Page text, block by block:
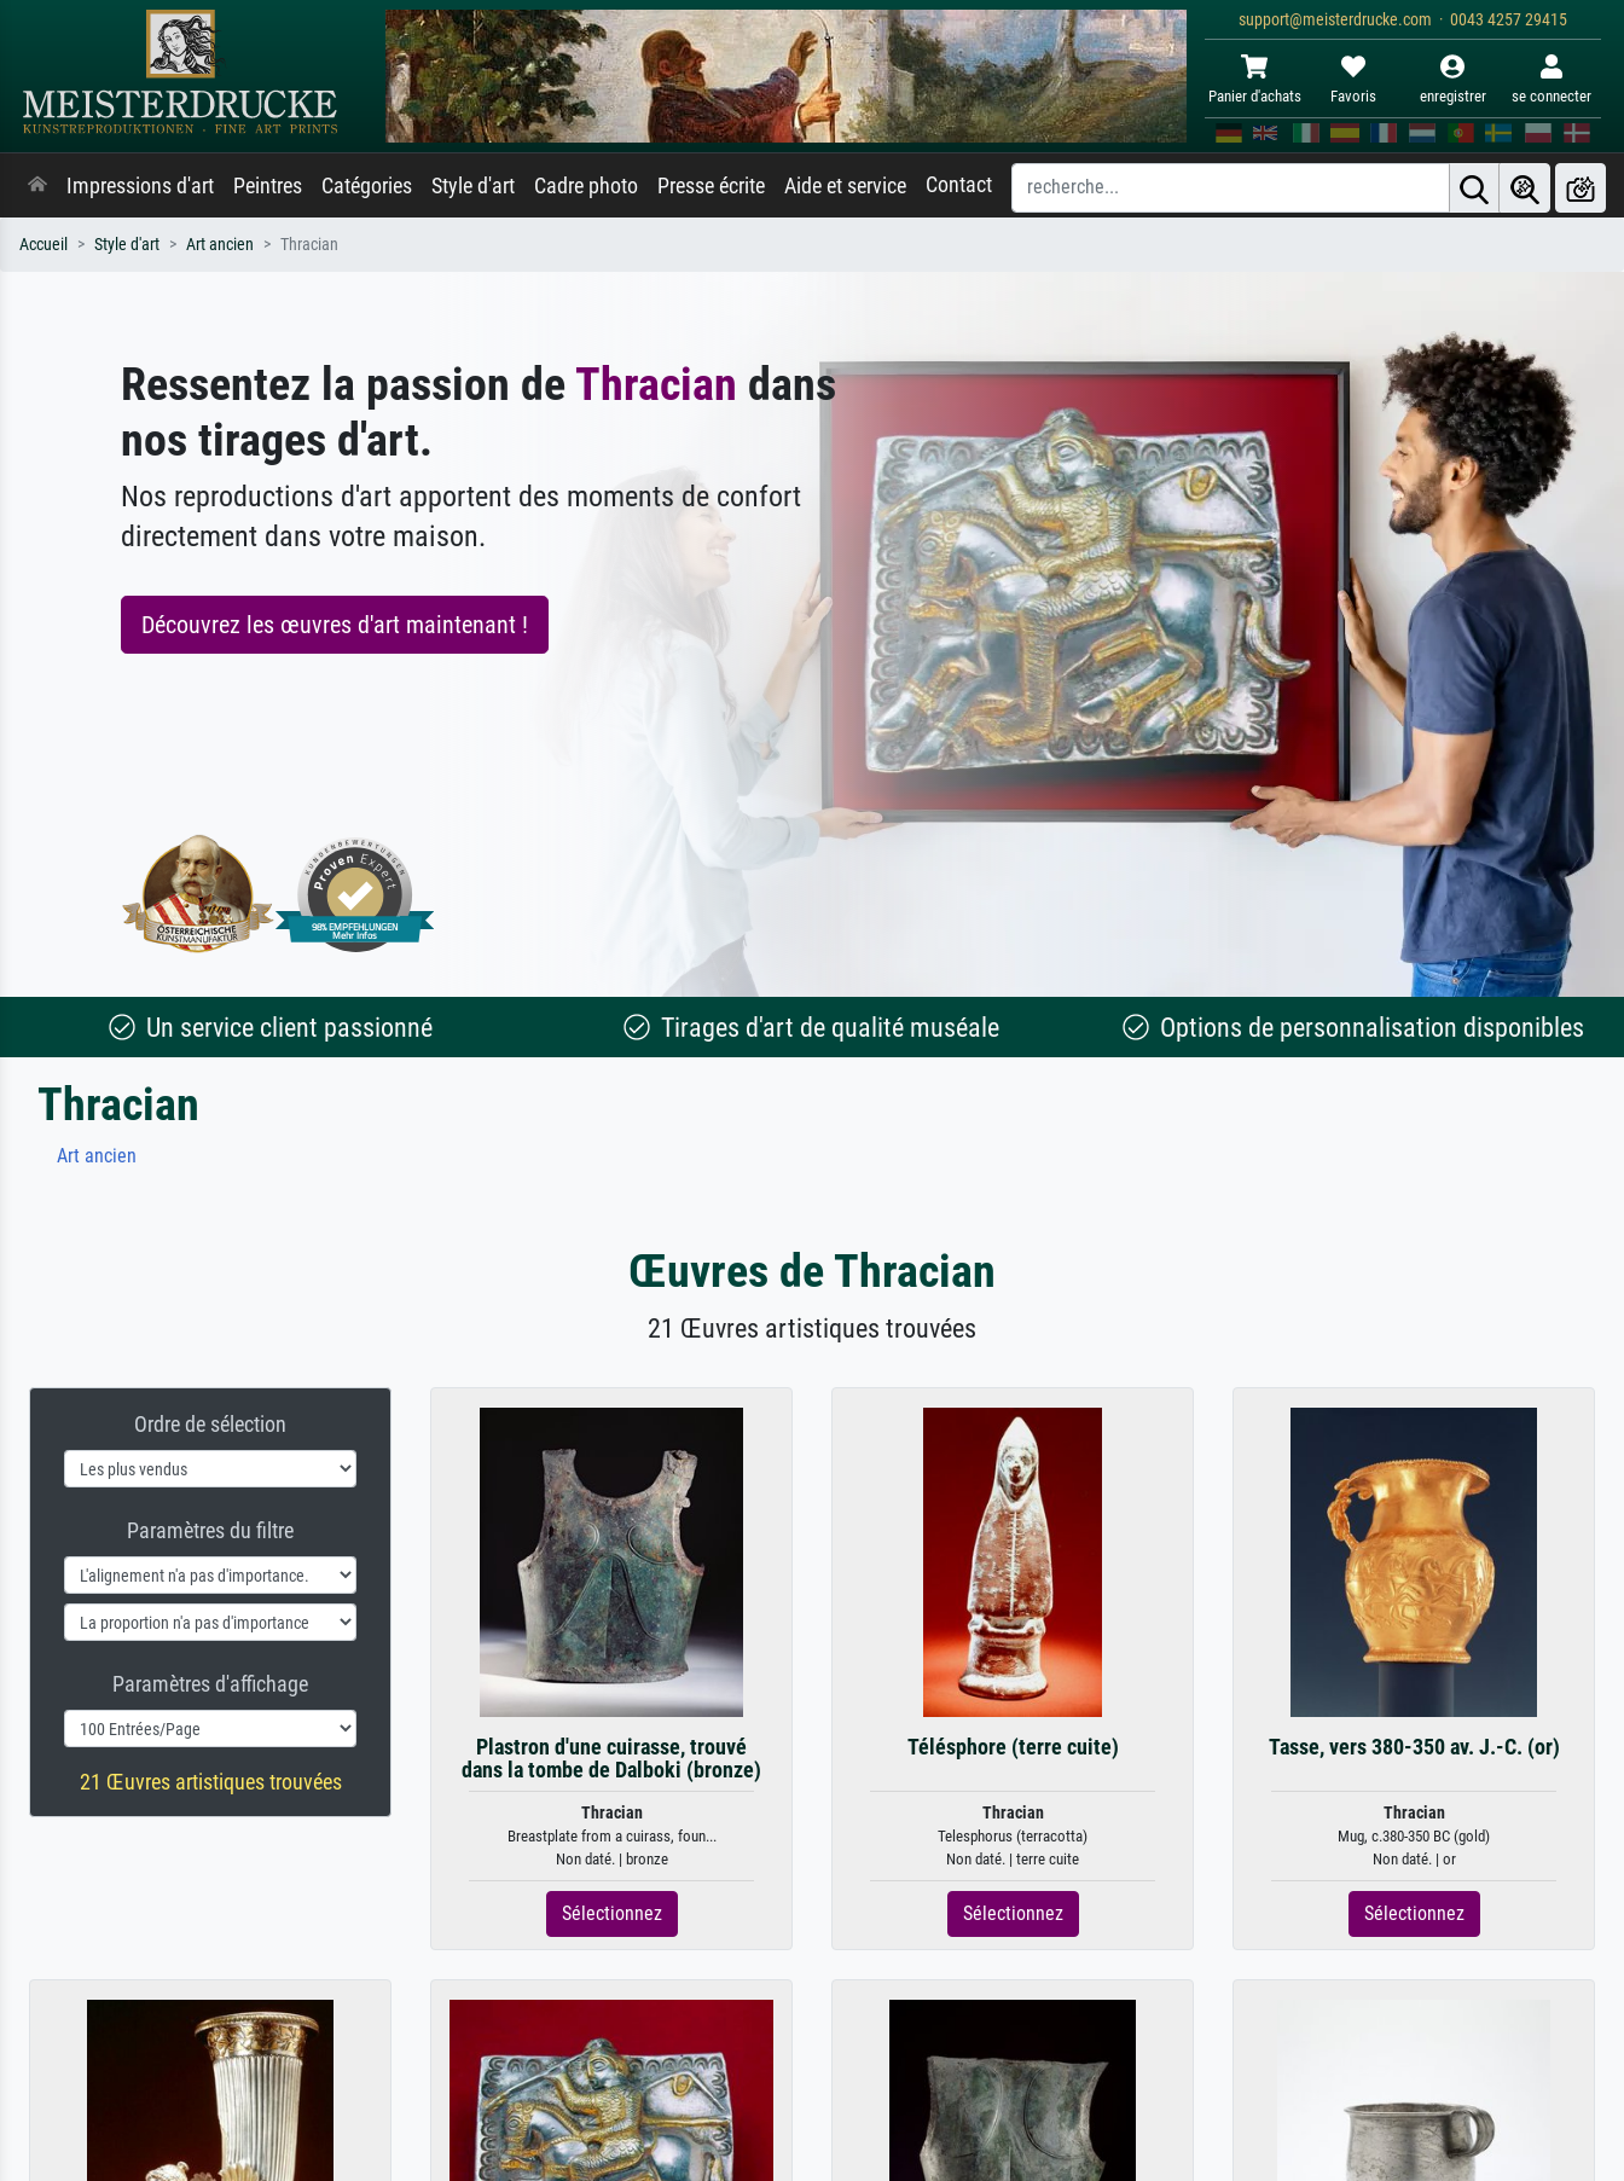
support@meisterdrucke.com · 0043 4257 29415
Panier d'achats Favoris enregistrer se connecter
Impressions d'art Peintres Catégories Style d'art Cadre photo Presse écrite Aide et service Contact
Accueil Style d'art Art ancien Thracian
Ressentez la passion de Thracian dans
nos tirages d'art.
Nos reproductions d'art apportent des moments de confort
directement dans votre maison.
Découvrez les œuvres d'art maintenant !
Un service client passionné Tirages d'art de qualité muséale Options de personnalisation disponibles
Thracian
Art ancien
Œuvres de Thracian
21 Œuvres artistiques trouvées
Ordre de sélection
Paramètres du filtre
Paramètres d'affichage
21 Œuvres artistiques trouvées
Plastron d'une cuirasse, trouvé
dans la tombe de Dalboki (bronze)
Thracian
Breastplate from a cuirass, foun...
Non daté. | bronze
Sélectionnez
Télésphore (terre cuite)
Thracian
Telesphorus (terracotta)
Non daté. | terre cuite
Sélectionnez
Tasse, vers 380-350 av. J.-C. (or)
Thracian
Mug, c.380-350 BC (gold)
Non daté. | or
Sélectionnez